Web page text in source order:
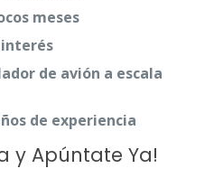
meses
interés
de avión a escala
de experiencia
y Apúntate Ya!